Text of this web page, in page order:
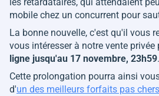
mobile chez un concurrent pour
La bonne nouvelle, c'est qu'il vous
vous intéresser à notre vente privée
ligne jusqu'au 17 novembre, 23h59.
Cette prolongation pourra ainsi
d'un des meilleurs forfaits pas